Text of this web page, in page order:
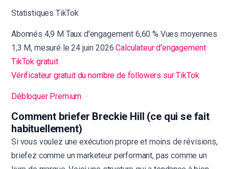
Statistiques TikTok
Abonnés 4,9 M Taux d'engagement 6,60 % Vues moyennes
1,3 M, mesuré le 24 juin 2026Calculateur d'engagement
TikTok gratuit
Vérificateur gratuit du nombre de followers sur TikTok
Débloquer Premium
Comment briefer Breckie Hill (ce qui se fait
habituellement)
Si vous voulez une exécution propre et moins de révisions,
briefez comme un marketeur performant, pas comme un